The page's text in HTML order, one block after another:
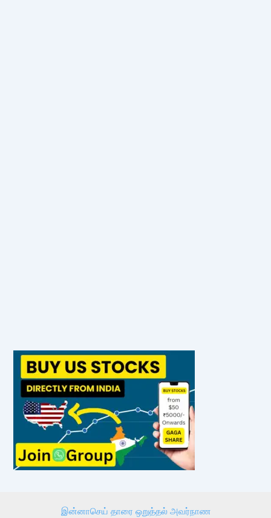
இன்னாசெய் தாரை ஒறுத்தல் அவர்நாண